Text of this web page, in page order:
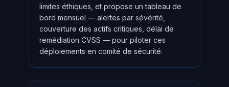
limites éthiques, et propose un tableau de
bord mensuel — alertes par sévérité,
couverture des actifs critiques, délai de
remédiation CVSS — pour piloter ces
déploiements en comité de sécurité.